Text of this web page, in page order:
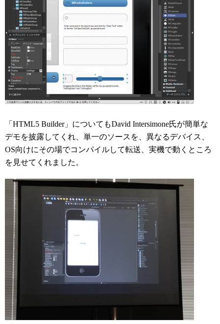
「HTML5 Builder」についてもDavid Intersimone氏が簡単な
デモを披露してくれ、単一のソースを、異なるデバイス、
OS向けにその場でコンパイルして転送、実機で動くところ
を見せてくれました。